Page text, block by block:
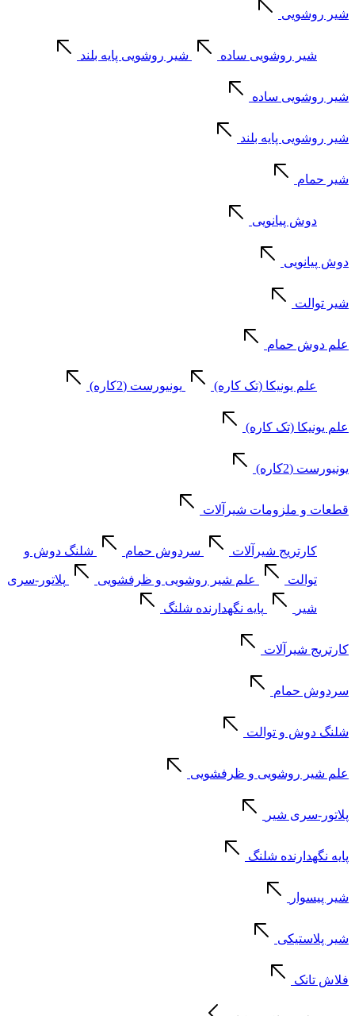
شیر روشویی
شیر روشویی ساده شیر روشویی پایه بلند
شیر روشویی ساده
شیر روشویی پایه بلند
شیر حمام
دوش پیانویی
دوش پیانویی
شیر توالت
علم دوش حمام
علم یونیکا (تک کاره) یونیورست (2کاره)
علم یونیکا (تک کاره)
یونیورست (2کاره)
قطعات و ملزومات شیرآلات
کارتریج شیرآلات سردوش حمام شلنگ دوش و
توالت علم شیر روشویی و ظرفشویی پلاتور-سری
شیر پایه نگهدارنده شلنگ
کارتریج شیرآلات
سردوش حمام
شلنگ دوش و توالت
علم شیر روشویی و ظرفشویی
پلاتور-سری شیر
پایه نگهدارنده شلنگ
شیر پیسوار
شیر پلاستیکی
فلاش تانک